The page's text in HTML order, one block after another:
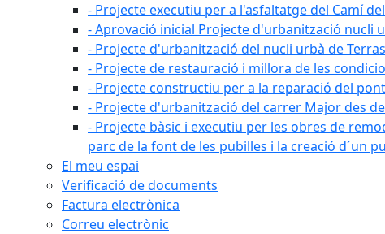
- Projecte executiu per a l'asfaltatge del Camí
- Aprovació inicial Projecte d'urbanització nucli
- Projecte d'urbanització del nucli urbà de
- Projecte de restauració i millora de les
- Projecte constructiu per a la reparació del
- Projecte d'urbanització del carrer Major des
- Projecte bàsic i executiu per les obres de
parc de la font de les pubilles i la creació d´un
El meu espai
Verificació de documents
Factura electrònica
Correu electrònic